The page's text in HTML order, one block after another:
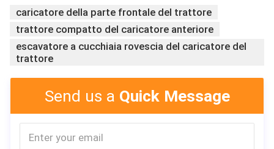
Caratteristica:
caricatore della parte frontale del trattore
trattore compatto del caricatore anteriore
escavatore a cucchiaia rovescia del caricatore del
trattore
Send us a Quick Message